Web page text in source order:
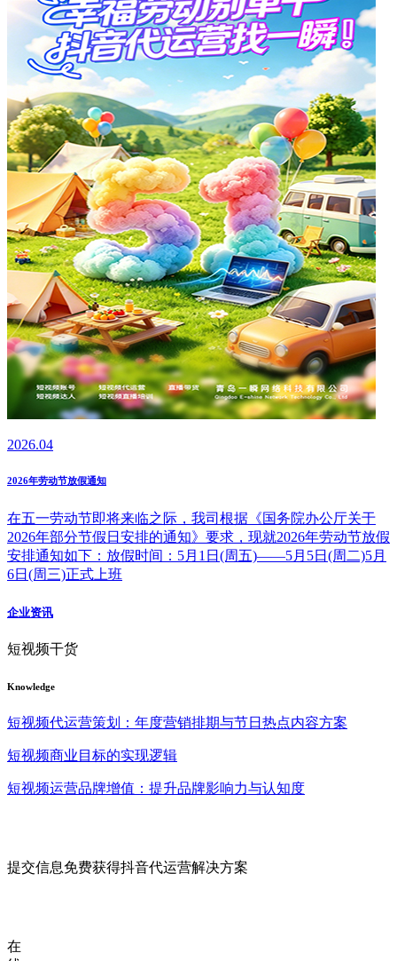
2026.04
2026年劳动节放假通知
在五一劳动节即将来临之际，我司根据《国务院办公厅关于
2026年部分节假日安排的通知》要求，现就2026年劳动节放假
安排通知如下：放假时间：5月1日(周五)——5月5日(周二)5月
6日(周三)正式上班
企业资讯
短视频干货
Knowledge
短视频代运营策划：年度营销排期与节日热点内容方案
短视频商业目标的实现逻辑
短视频运营品牌增值：提升品牌影响力与认知度
提交信息免费获得抖音代运营解决方案
在